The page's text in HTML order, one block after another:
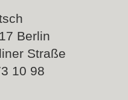
Berlin
Straße
10 98